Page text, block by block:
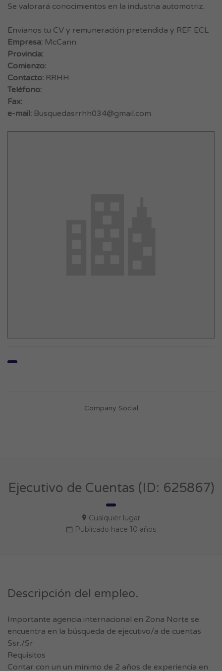
Se valorará conocimientos en la industria automotriz.
Envíanos tu CV y remuneración pretendida y REF ECL
Empresa: McCann
Provincia:
Comienzo:
Contacto: RRHH
Teléfono:
Fax:
e-mail: Busquedasrrhh034@gmail.com
Company Social
Ejecutivo de Cuentas (ID: 625867)
Cualquier lugar
Publicado hace 10 años
Descripción del empleo.
Importante agencia internacional en Zona Norte se
encuentra en la búsqueda de ejecutivo/a de cuentas
Ssr./Sr
Requisitos
Contar con un un mínimo de 2 años de experiencia en